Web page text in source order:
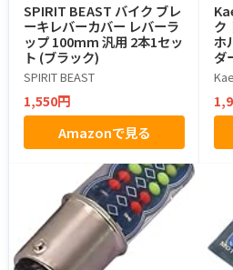
SPIRIT BEAST バイク ブレ
ーキレバーカバー レバーラ
ップ 100mm 汎用 2本1セッ
ト (ブラック)
SPIRIT BEAST
1,550円
Amazonで見る
ク
ホ
ダ
バ